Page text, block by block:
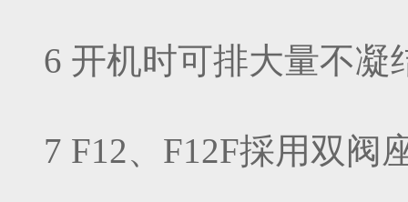
6 开机时可排大量不凝
7 F12、F12F採用双阀